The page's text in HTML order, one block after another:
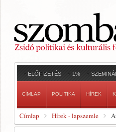
ELŐFIZETÉS 1%
CÍMLAP POLITIKA HÍREK
Címlap Hírek - lapszemle